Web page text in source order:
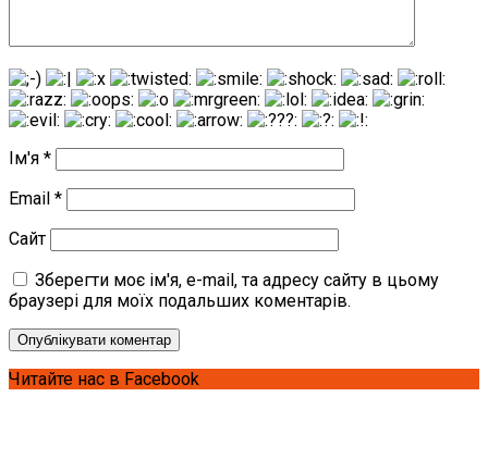
Ім'я *
Email *
Сайт
Зберегти моє ім'я, e-mail, та адресу сайту в цьому
браузері для моїх подальших коментарів.
Читайте нас в Facebook